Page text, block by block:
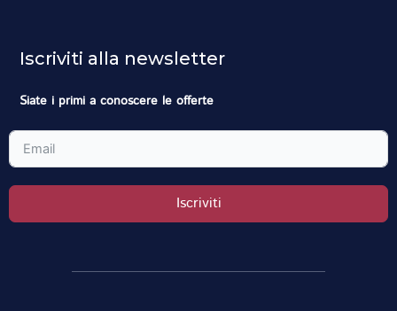
Iscriviti alla newsletter
Siate i primi a conoscere le offerte
Iscriviti